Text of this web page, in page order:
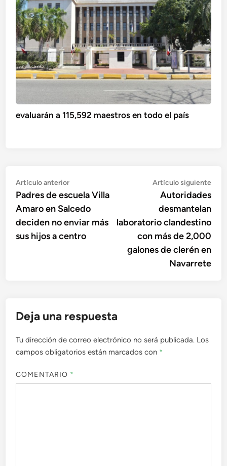
evaluarán a 115,592 maestros en todo el país
Navegación
de
entradas
Artículo anteriorArtículo
anterior:
Padres de escuela Villa
Amaro en Salcedo
deciden no enviar más
sus hijos a centro
Artículo siguiente
Autoridades
desmantelan
laboratorio clandestino
con más de 2,000
galones de clerén en
Navarrete
Deja una respuesta
Tu dirección de correo electrónico no será publicada. Los
campos obligatorios están marcados con *
COMENTARIO *